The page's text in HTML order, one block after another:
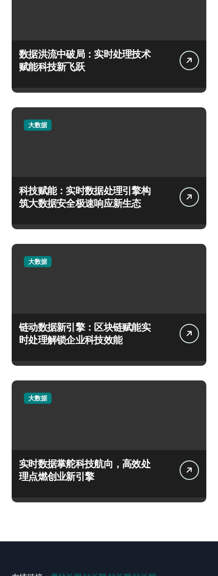
数据洪流中破局：实时处理技术
赋能科技新飞跃
大数据
科技赋能：实时数据处理引擎构
筑大数据安全极速响应新生态
大数据
链动数据新引擎：区块链赋能实
时处理解锁企业科技效能
大数据
实时数据掌舵科技航向，高效处
理点燃创业新引擎